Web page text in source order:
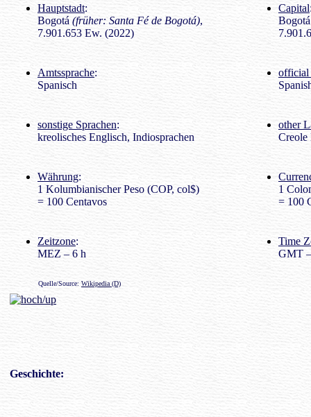
Hauptstadt:
Bogotá (früher: Santa Fé de Bogotá),
7.901.653 Ew. (2022)
Capital
Amtssprache:
Spanisch
official
sonstige Sprachen:
kreolisches Englisch, Indiosprachen
other
Creole
Währung:
1 Kolumbianischer Peso (COP, col$)
= 100 Centavos
1
= 100
Zeitzone:
MEZ – 6 h
Time
GMT
Quelle/Source: Wikipedia (D)
Geschichte: